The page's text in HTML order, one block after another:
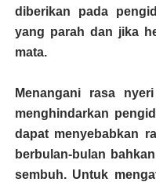
diberikan pada
yang parah dan jika
mata.
Menangani rasa
menghindarkan
dapat menyebabkan
berbulan-bulan
sembuh. Untuk